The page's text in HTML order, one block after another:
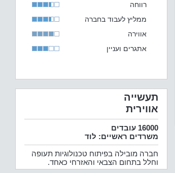
רווחה
ממליץ לעבוד בחברה
אווירה
אתגרים ועניין
תעשייה
אווירית
16000 עובדים
משרדים ראשיים: לוד
חברה מובילה בפיתוח טכנולוגיות תעופה
וחלל בתחום הצבאי והאזרחי כאחד.